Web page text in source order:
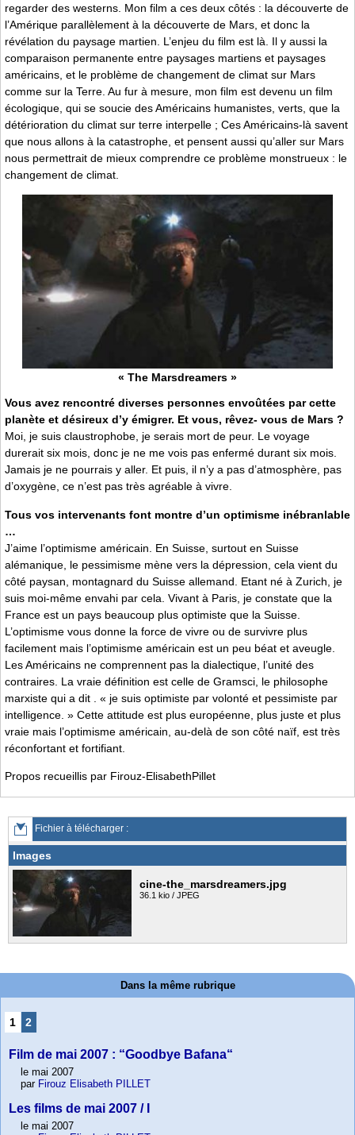
regarder des westerns. Mon film a ces deux côtés : la découverte de
l’Amérique parallèlement à la découverte de Mars, et donc la
révélation du paysage martien. L’enjeu du film est là. Il y aussi la
comparaison permanente entre paysages martiens et paysages
américains, et le problème de changement de climat sur Mars
comme sur la Terre. Au fur à mesure, mon film est devenu un film
écologique, qui se soucie des Américains humanistes, verts, que la
détérioration du climat sur terre interpelle ; Ces Américains-là savent
que nous allons à la catastrophe, et pensent aussi qu’aller sur Mars
nous permettrait de mieux comprendre ce problème monstrueux : le
changement de climat.
« The Marsdreamers »
Vous avez rencontré diverses personnes envoûtées par cette
planète et désireux d’y émigrer. Et vous, rêvez- vous de Mars ?
Moi, je suis claustrophobe, je serais mort de peur. Le voyage
durerait six mois, donc je ne me vois pas enfermé durant six mois.
Jamais je ne pourrais y aller. Et puis, il n’y a pas d’atmosphère, pas
d’oxygène, ce n’est pas très agréable à vivre.
Tous vos intervenants font montre d’un optimisme inébranlable
…
J’aime l’optimisme américain. En Suisse, surtout en Suisse
alémanique, le pessimisme mène vers la dépression, cela vient du
côté paysan, montagnard du Suisse allemand. Etant né à Zurich, je
suis moi-même envahi par cela. Vivant à Paris, je constate que la
France est un pays beaucoup plus optimiste que la Suisse.
L’optimisme vous donne la force de vivre ou de survivre plus
facilement mais l’optimisme américain est un peu béat et aveugle.
Les Américains ne comprennent pas la dialectique, l’unité des
contraires. La vraie définition est celle de Gramsci, le philosophe
marxiste qui a dit . « je suis optimiste par volonté et pessimiste par
intelligence. » Cette attitude est plus européenne, plus juste et plus
vraie mais l’optimisme américain, au-delà de son côté naïf, est très
réconfortant et fortifiant.
Propos recueillis par Firouz-ElisabethPillet
Fichier à télécharger :
Images
cine-the_marsdreamers.jpg
36.1 kio / JPEG
Dans la même rubrique
1 2
Film de mai 2007 : “Goodbye Bafana“
le mai 2007
par Firouz Elisabeth PILLET
Les films de mai 2007 / I
le mai 2007